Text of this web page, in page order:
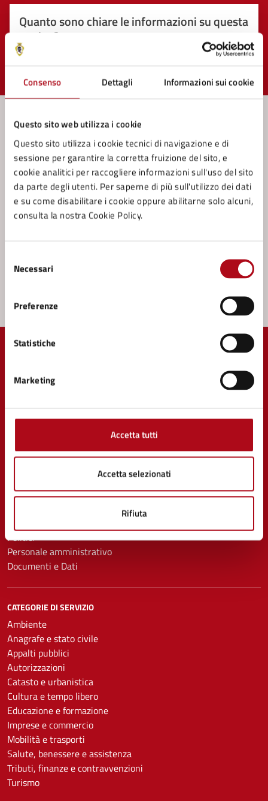
Consenso Dettagli Informazioni sui cookie
Questo sito web utilizza i cookie
Questo sito utilizza i cookie tecnici di navigazione e di
sessione per garantire la corretta fruizione del sito, e
cookie analitici per raccogliere informazioni sull'uso del sito
da parte degli utenti. Per saperne di più sull'utilizzo dei dati
e su come disabilitare i cookie oppure abilitarne solo alcuni,
consulta la nostra Cookie Policy.
delNecessari
Preferenze
Statistiche
Marketing
Accetta tutti
Accetta selezionati
Rifiuta
Quanto sono chiare le informazioni su questa
pagina?
Valuta 5 stelle su 5
Valuta 4 stelle su 5
Valuta 3 stelle su 5
Valuta 2 stelle su 5
Valuta 1 stelle su 5
Contatta il comune
Leggi le domande frequenti
Richiedi assistenza
Prenota appuntamento
Segnala disservizio
AMMINISTRAZIONE
Aree amministrative
Politici
Personale amministrativo
Documenti e Dati
CATEGORIE DI SERVIZIO
Ambiente
Anagrafe e stato civile
Appalti pubblici
Autorizzazioni
Catasto e urbanistica
Cultura e tempo libero
Educazione e formazione
Imprese e commercio
Mobilità e trasporti
Salute, benessere e assistenza
Tributi, finanze e contravvenzioni
Turismo